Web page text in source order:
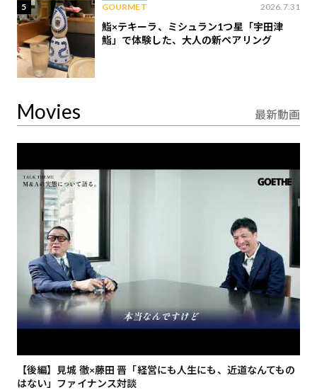
5 GOURMET 2026.7.31
鮨×テキーラ、ミシュラン1つ星「宇田津
鮨」で体験した、大人の新ペアリング
Movies 最新動画
【後編】見城 徹×藤田 晋「経営にも人生にも、近道なんてもの
はない」ファイナンス対談